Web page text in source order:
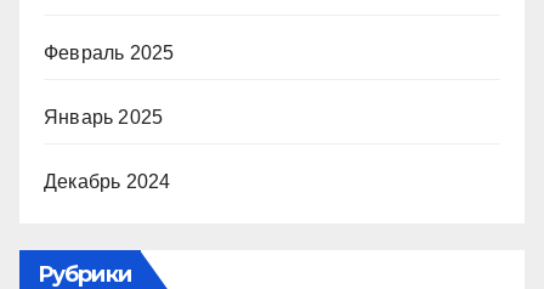
Февраль 2025
Январь 2025
Декабрь 2024
Рубрики